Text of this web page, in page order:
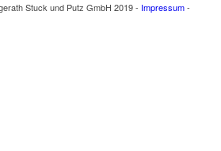
Stuck und Putz GmbH 2019 - Impressum-